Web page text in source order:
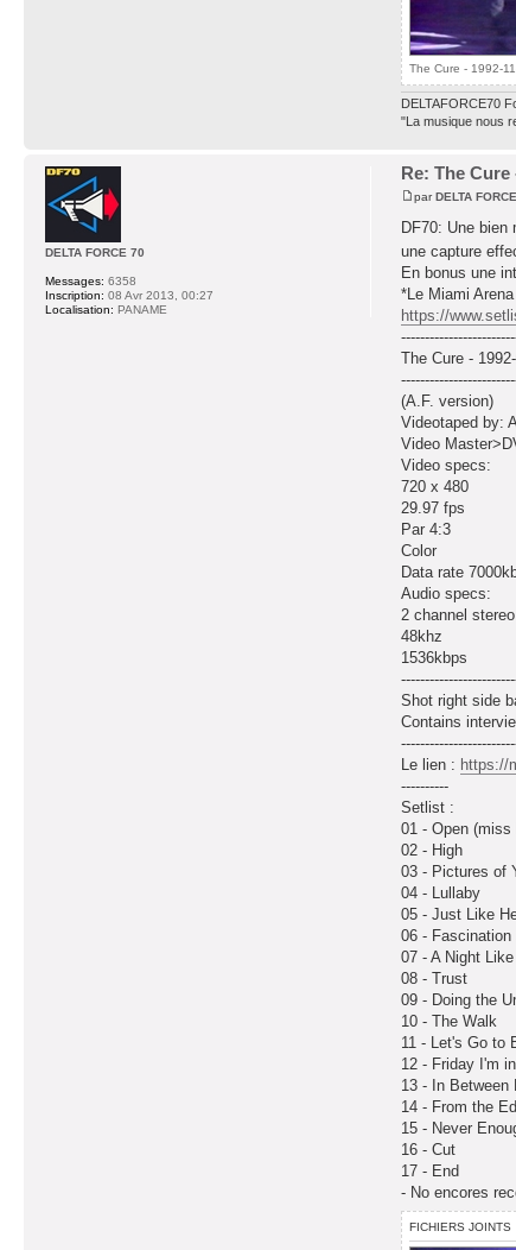
The Cure - 1992-
DELTAFORCE70
"La musique nous
Re: The
parDELTA
DF70: Une
une capture
En bonus une
*Le Miami
https://
The Cure -
(A.F. version)
Videotaped by:
Video
Video specs:
720 x 480
29.97 fps
Par 4:3
Color
Data rate
Audio specs:
2 channel stereo
48khz
1536kbps
Shot right side
Contains
Le lien : https://
----------
Setlist :
01 - Open (miss
02 - High
03 - Pictures of
04 - Lullaby
05 - Just Like
06 - Fascination
07 - A Night
08 - Trust
09 - Doing the
10 - The Walk
11 - Let's Go to
12 - Friday I'm
13 - In Between
14 - From the
15 - Never
16 - Cut
17 - End
- No encores
FICHIERS JOINTS
DELTA FORCE 70
Messages: 6358
Inscription: 08 Avr 2013, 00:27
Localisation: PANAME